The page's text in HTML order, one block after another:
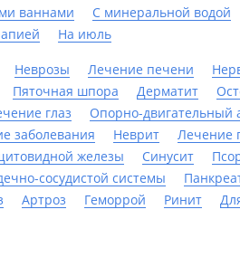
ваннами
С минеральной водой
На июль
Неврозы Лечение печени
Пяточная шпора Дерматит
глаз Опорно-двигательный
заболевания
Неврит Лечение
железы
Синусит
сосудистой системы
Артроз Геморрой Ринит